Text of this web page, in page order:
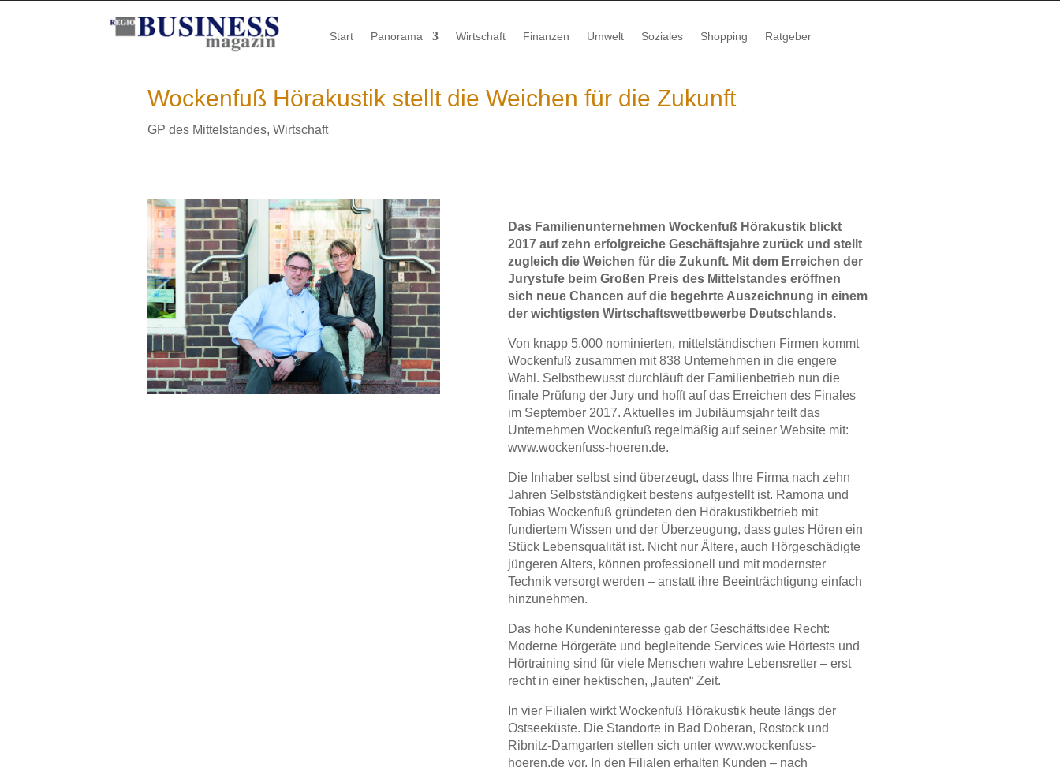
Start Panorama Wirtschaft Finanzen Umwelt Soziales Shopping Ratgeber
Wockenfuß Hörakustik stellt die Weichen für die Zukunft
GP des Mittelstandes, Wirtschaft
Das Familienunternehmen Wockenfuß Hörakustik blickt
2017 auf zehn erfolgreiche Geschäftsjahre zurück und stellt
zugleich die Weichen für die Zukunft. Mit dem Erreichen der
Jurystufe beim Großen Preis des Mittelstandes eröffnen
sich neue Chancen auf die begehrte Auszeichnung in einem
der wichtigsten Wirtschaftswettbewerbe Deutschlands.
Von knapp 5.000 nominierten, mittelständischen Firmen kommt
Wockenfuß zusammen mit 838 Unternehmen in die engere
Wahl. Selbstbewusst durchläuft der Familienbetrieb nun die
finale Prüfung der Jury und hofft auf das Erreichen des Finales
im September 2017. Aktuelles im Jubiläumsjahr teilt das
Unternehmen Wockenfuß regelmäßig auf seiner Website mit:
www.wockenfuss-hoeren.de.
Die Inhaber selbst sind überzeugt, dass Ihre Firma nach zehn
Jahren Selbstständigkeit bestens aufgestellt ist. Ramona und
Tobias Wockenfuß gründeten den Hörakustikbetrieb mit
fundiertem Wissen und der Überzeugung, dass gutes Hören ein
Stück Lebensqualität ist. Nicht nur Ältere, auch Hörgeschädigte
jüngeren Alters, können professionell und mit modernster
Technik versorgt werden – anstatt ihre Beeinträchtigung einfach
hinzunehmen.
Das hohe Kundeninteresse gab der Geschäftsidee Recht:
Moderne Hörgeräte und begleitende Services wie Hörtests und
Hörtraining sind für viele Menschen wahre Lebensretter – erst
recht in einer hektischen, „lauten“ Zeit.
In vier Filialen wirkt Wockenfuß Hörakustik heute längs der
Ostseeküste. Die Standorte in Bad Doberan, Rostock und
Ribnitz-Damgarten stellen sich unter www.wockenfuss-
hoeren.de vor. In den Filialen erhalten Kunden – nach